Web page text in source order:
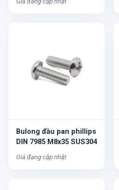
Bulong đầu pan phillips
DIN 7985 M8x35 SUS304
Giá đang cập nhật